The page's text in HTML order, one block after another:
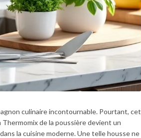
culinaire incontournable. Pourtant, cet
de la poussière devient un
la cuisine moderne. Une telle housse ne